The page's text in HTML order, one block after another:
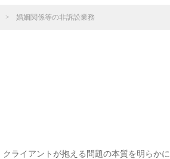
> 婚姻関係等の非訴訟業務
ライアントが抱える問題の本質を明らかに